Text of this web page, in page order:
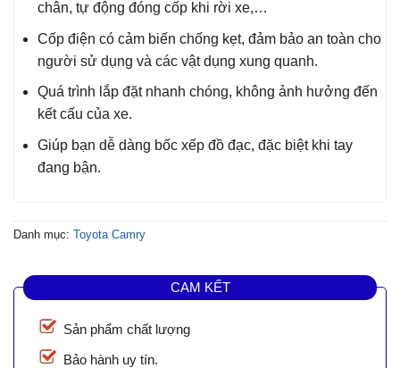
chân, tự động đóng cốp khi rời xe,…
Cốp điện có cảm biến chống kẹt, đảm bảo an toàn cho
người sử dụng và các vật dụng xung quanh.
Quá trình lắp đặt nhanh chóng, không ảnh hưởng đến
kết cấu của xe.
Giúp bạn dễ dàng bốc xếp đồ đạc, đặc biệt khi tay
đang bận.
Danh mục: Toyota Camry
CAM KẾT
Sản phẩm chất lượng
Bảo hành uy tín.